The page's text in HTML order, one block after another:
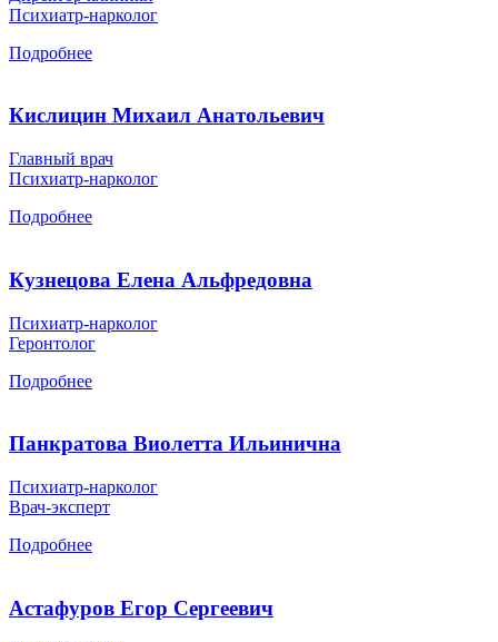
Психиатр-нарколог
Подробнее
Кислицин Михаил Анатольевич
Главный врач
Психиатр-нарколог
Подробнее
Кузнецова Елена Альфредовна
Психиатр-нарколог
Геронтолог
Подробнее
Панкратова Виолетта Ильинична
Психиатр-нарколог
Врач-эксперт
Подробнее
Астафуров Егор Сергеевич